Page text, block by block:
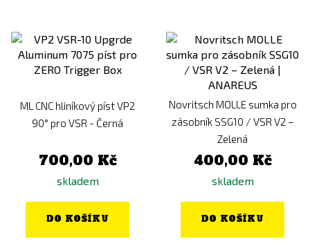
ML CNC hliníkový píst VP2
90° pro VSR - Černá
700,00 Kč
skladem
DO KOŠÍKU
Novritsch MOLLE sumka pro
zásobník SSG10 / VSR V2 –
Zelená
400,00 Kč
skladem
DO KOŠÍKU